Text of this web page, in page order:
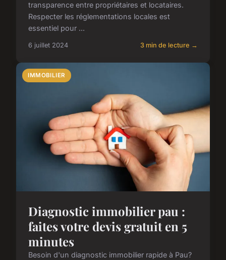
transparence entre propriétaires et locataires.
Respecter les réglementations locales est
essentiel pour ...
6 juillet 2024 3 min de lecture →
IMMOBILIER
Diagnostic immobilier pau :
faites votre devis gratuit en 5
minutes
Besoin d'un diagnostic immobilier rapide à Pau?